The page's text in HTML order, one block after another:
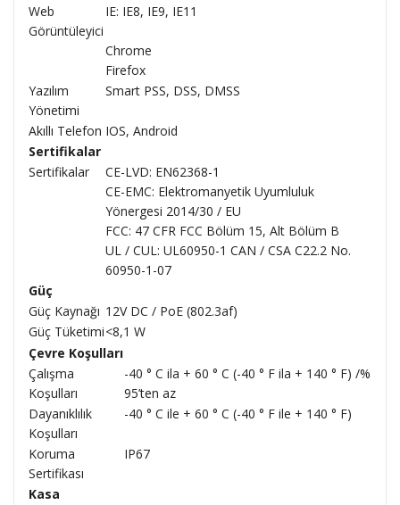
Web
Görüntüleyici
IE: IE8, IE9, IE11
Chrome
Firefox
Yazılım
Yönetimi
Smart PSS, DSS, DMSS
Akıllı Telefon IOS, Android
Sertifikalar
Sertifikalar
CE-LVD: EN62368-1
CE-EMC: Elektromanyetik Uyumluluk
Yönergesi 2014/30 / EU
FCC: 47 CFR FCC Bölüm 15, Alt Bölüm B
UL / CUL: UL60950-1 CAN / CSA C22.2 No.
60950-1-07
Güç
Güç Kaynağı 12V DC / PoE (802.3af)
Güç Tüketimi<8,1 W
Çevre Koşulları
Çalışma
Koşulları
-40 ° C ila + 60 ° C (-40 ° F ila + 140 ° F) /%
95’ten az
Dayanıklılık
Koşulları
-40 ° C ile + 60 ° C (-40 ° F ile + 140 ° F)
Koruma
Sertifikası
IP67
Kasa